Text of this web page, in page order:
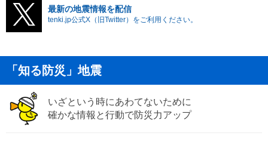
最新の地震情報を配信
tenki.jp公式X（旧Twitter）をご利用ください。
「知る防災」地震
いざという時にあわてないために
確かな情報と行動で防災力アップ